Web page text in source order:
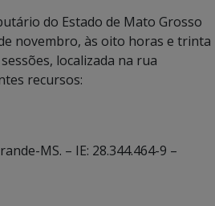
do Estado de Mato Grosso
novembro, às oito horas e trinta
localizada na rua
recursos:
MS. – IE: 28.344.464-9 –